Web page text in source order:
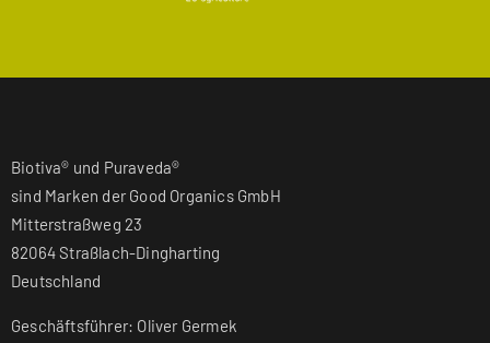
Biotiva® und Puraveda®
sind Marken der Good Organics GmbH
Mitterstraßweg 23
82064 Straßlach-Dingharting
Deutschland
Geschäftsführer: Oliver Germek